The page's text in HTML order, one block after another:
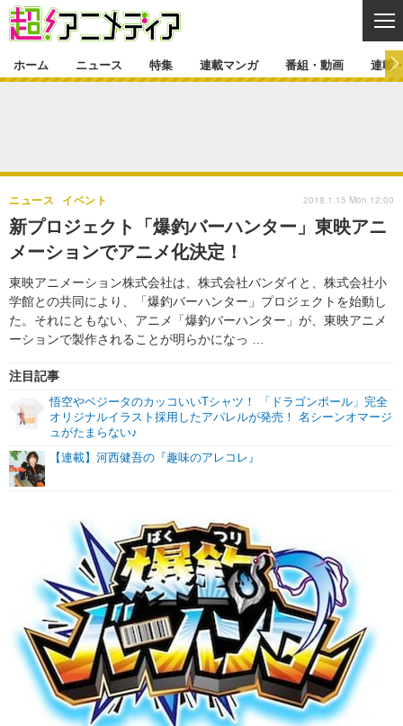
ゲーム・アプリ マンガ
グッズ
声優 コスプレ
舞台 新帝スタ
特集一覧 カバー
ラキりす
連載マンガ
連載一覧
番組・動画
番組・動画一覧
動画
連載・ブログ
連載・ブログ一覧 コラム
編集部ブログ・お知らせ
ホーム ニュース 特集 連載マンガ 番組・動画 連載
新プロジェクト「爆釣バーハンター」東映アニ
メーションでアニメ化決定！
東映アニメーション株式会社は、株式会社バンダイと、株式会社小
学館との共同により、「爆釣バーハンター」プロジェクトを始動し
た。それにともない、アニメ「爆釣バーハンター」が、東映アニメ
ーションで製作されることが明らかになっ …
ニュース イベント
注目記事
悟空やベジータのカッコいいTシャツ！ 「ドラゴンボール」完全
オリジナルイラスト採用したアパレルが発売！ 名シーンオマージ
ュがたまらない♪
【連載】河西健吾の『趣味のアレコレ』
2018.1.15 Mon 12:00